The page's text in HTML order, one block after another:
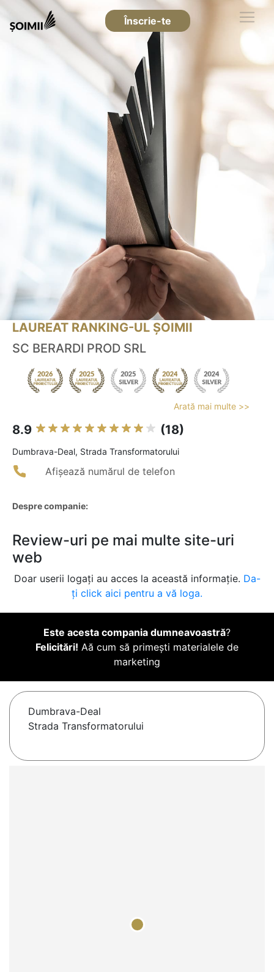
Înscrie-te
LAUREAT RANKING-UL ȘOIMII
SC BERARDI PROD SRL
Arată mai multe >>
8.9 (18)
Dumbrava-Deal, Strada Transformatorului
Afișează numărul de telefon
Despre companie:
Review-uri pe mai multe site-uri
web
Doar userii logați au acces la această informație. Da-
ți click aici pentru a vă loga.
Este acesta compania dumneavoastră?
Felicitări! Aă cum să primești materialele de
marketing
Dumbrava-Deal
Strada Transformatorului